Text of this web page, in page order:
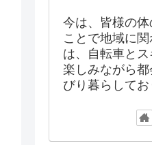
今は、皆様の体
ことで地域に
は、自転車と
楽しみながら
びり暮らしてお